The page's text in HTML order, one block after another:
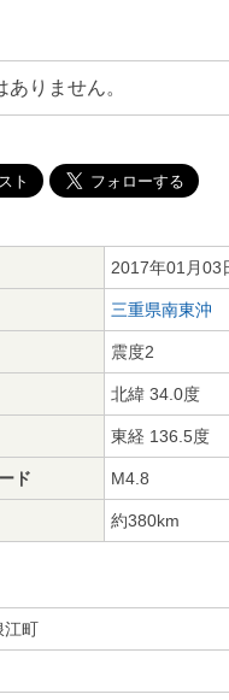
りません。
2017年01月03
三重県南東沖
震度2
北緯 34.0度
東経 136.5度
ド M4.8
約380km
江町